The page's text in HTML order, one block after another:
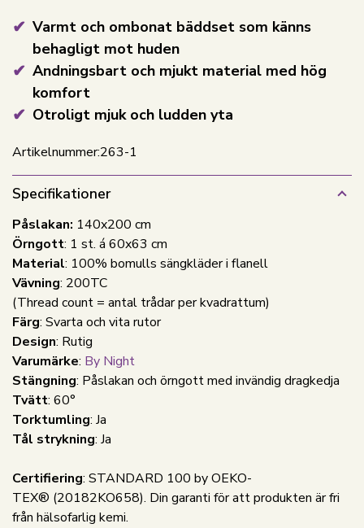
Varmt och ombonat bäddset som känns
behagligt mot huden
Andningsbart och mjukt material med hög
komfort
Otroligt mjuk och ludden yta
Artikelnummer:263-1
Specifikationer
Påslakan: 140x200 cm
Örngott: 1 st. á 60x63 cm
Material: 100% bomulls sängkläder i flanell
Vävning: 200TC
(Thread count = antal trådar per kvadrattum)
Färg: Svarta och vita rutor
Design: Rutig
Varumärke: By Night
Stängning: Påslakan och örngott med invändig dragkedja
Tvätt: 60°
Torktumling: Ja
Tål strykning: Ja
Certifiering: STANDARD 100 by OEKO-
TEX® (20182KO658). Din garanti för att produkten är fri
från hälsofarlig kemi.